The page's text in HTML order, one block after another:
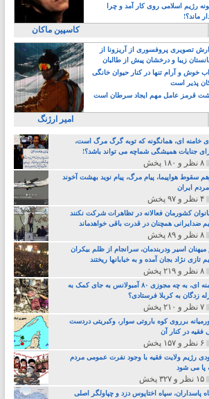
رژیم اسلامی روی کار آمد و چرا
ماند؟!
کاسپین ماکان
تصویری پروفسوری از آریزونا از
زیبا و درخشان پیش از طالبان
خوش و آرام تنها در کنار حیوان خانگی
پذیر است
قرمز عامل مهم ایجاد سرطان است
امیر ارژنگ
خامنه ای، همانگونه که توبه گرگ مرگ است،
جنایات همیشگی شماچه می تواند باشد؟!
۸ نظر و ۱۸۰ پخش
سقوط هواپیما، پیام مرگ، پیام نوید بهشت آخوند
ایران
۴ نظر و ۹۷ پخش
کشورمان فعالانه در تظاهرات شرکت نکنند
ضدایرانی همچنان در قدرت باقی خواهدماند
۸ نظر و ۸۹ پخش
اسیر ودربندمان، سرانجام از ظلم بیکران
تازی نژاد بجان آمده و به خبابانها ریختند
۸ نظر و ۲۱۹ پخش
خامنه ای، به چه مجوزی ۸۰ آمبولانس به جای کمک به
زدگان به کربلا فرستادی؟
۷ نظر و ۲۱۰ پخش
برروی کوه باروتی سوار، وکبریتی دردست
فقیه در کنار آن
۶ نظر و ۱۵۷ پخش
رژیم ولایت فقیه با وجود نفرت عمومی مردم
پا می شود
۱۵ نظر و ۳۲۷ پخش
پاسداران، سپاه اختاپوس دزد و چپاولگر اصلی